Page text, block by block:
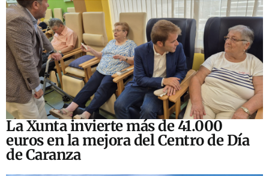
La Xunta invierte más de 41.000
euros en la mejora del Centro de Día
de Caranza